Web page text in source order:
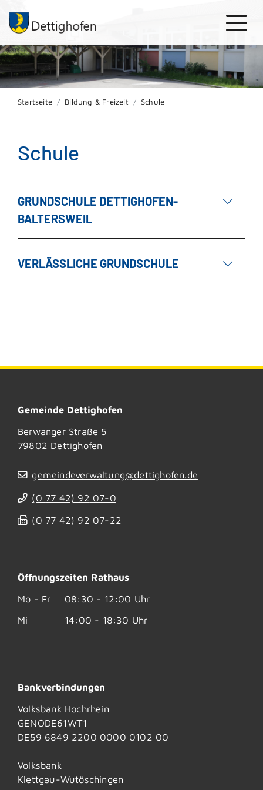
Startseite Bildung & Freizeit Schule
Schule
GRUNDSCHULE DETTIGHOFEN-
BALTERSWEIL
VERLÄSSLICHE GRUNDSCHULE
Gemeinde Dettighofen
Berwanger Straße 5
79802 Dettighofen
gemeindeverwaltung@dettighofen.de
(0 77 42) 92 07-0
(0 77 42) 92 07-22
Öffnungszeiten Rathaus
Mo - Fr
08:30 - 12:00 Uhr
Mi
14:00 - 18:30 Uhr
Bankverbindungen
Volksbank Hochrhein
GENODE61WT1
DE59 6849 2200 0000 0102 00
Volksbank
Klettgau-Wutöschingen